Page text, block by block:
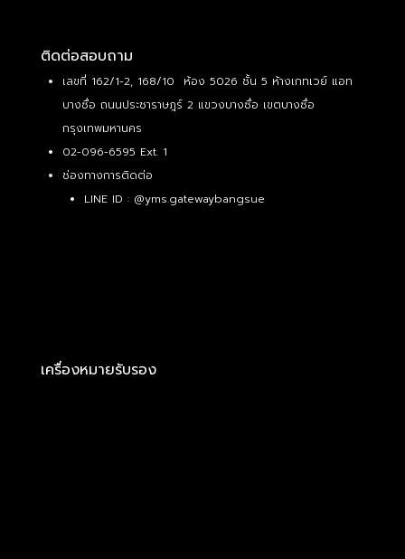
ติดต่อสอบถาม
เลขที่ 162/1-2, 168/10 ห้อง 5026 ชั้น 5 ห้างเกทเวย์ แอท
บางซื่อ ถนนประชาราษฎร์ 2 แขวงบางซื่อ เขตบางซื่อ
กรุงเทพมหานคร
02-096-6595 Ext. 1
ช่องทางการติดต่อ
LINE ID : @yms.gatewaybangsue
เครื่องหมายรับรอง